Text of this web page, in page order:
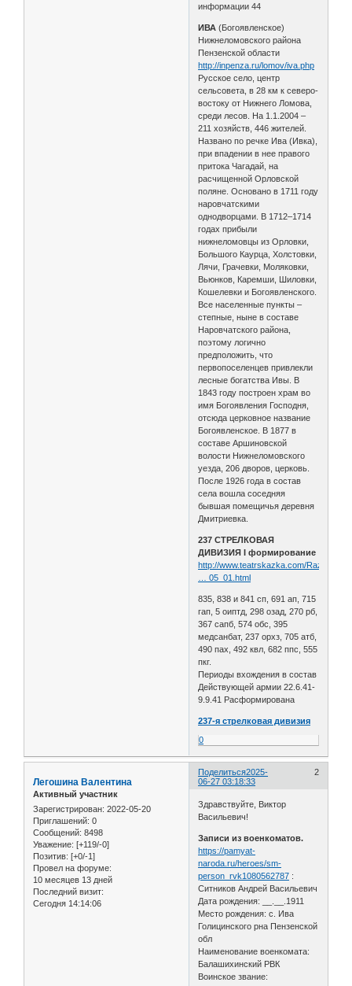
информации 44
ИВА (Богоявленское)
Нижнеломовского района
Пензенской области
http://inpenza.ru/lomov/iva.php
Русское село, центр
сельсовета, в 28 км к северо-
востоку от Нижнего Ломова,
среди лесов. На 1.1.2004 –
211 хозяйств, 446 жителей.
Названо по речке Ива (Ивка),
при впадении в нее правого
притока Чагадай, на
расчищенной Орловской
поляне. Основано в 1711 году
наровчатскими
однодворцами. В 1712–1714
годах прибыли
нижнеломовцы из Орловки,
Большого Каурца, Холстовки,
Лячи, Грачевки, Моляковки,
Вьюнков, Каремши, Шиловки,
Кошелевки и Богоявленского.
Все населенные пункты –
степные, ныне в составе
Наровчатского района,
поэтому логично
предположить, что
первопоселенцев привлекли
лесные богатства Ивы. В
1843 году построен храм во
имя Богоявления Господня,
отсюда церковное название
Богоявленское. В 1877 в
составе Аршиновской
волости Нижнеломовского
уезда, 206 дворов, церковь.
После 1926 года в состав
села вошла соседняя
бывшая помещичья деревня
Дмитриевка.
237 СТРЕЛКОВАЯ
ДИВИЗИЯ I формирование
http://www.teatrskazka.com/Raznoe/
… 05_01.html
835, 838 и 841 сп, 691 ап, 715
гап, 5 оиптд, 298 озад, 270 рб,
367 сапб, 574 обс, 395
медсанбат, 237 орхз, 705 атб,
490 пах, 492 квл, 682 ппс, 555
пкг.
Периоды вхождения в состав
Действующей армии 22.6.41-
9.9.41 Расформирована
237-я стрелковая дивизия
0
Поделиться 2
2025-
06-27 03:18:33
Легошина Валентина
Активный участник
Зарегистрирован: 2022-05-20
Приглашений: 0
Сообщений: 8498
Уважение: [+119/-0]
Позитив: [+0/-1]
Провел на форуме:
10 месяцев 13 дней
Последний визит:
Сегодня 14:14:06
Здравствуйте, Виктор
Васильевич!
Записи из военкоматов.
https://pamyat-
naroda.ru/heroes/sm-
person_rvk1080562787 :
Ситников Андрей Васильевич
Дата рождения: __.__.1911
Место рождения: с. Ива
Голицинского рна Пензенской
обл
Наименование военкомата:
Балашихинский РВК
Воинское звание: